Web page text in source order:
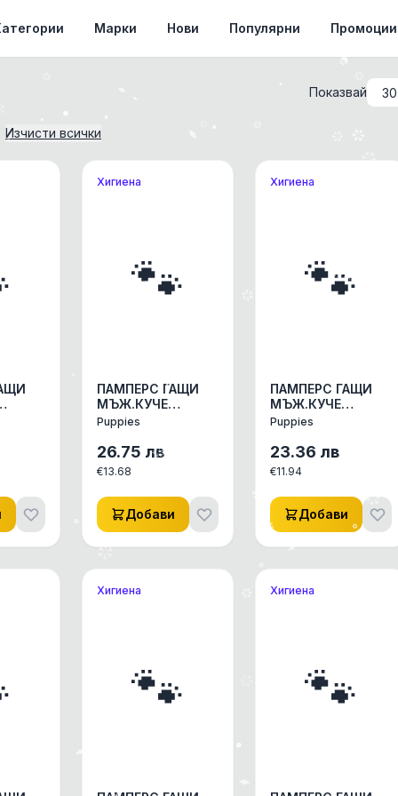
Марки Нови Популярни Промоции
Показвай
Изчисти всички
Хигиена
🐾
ПАМПЕРС ГАЩИ
МЪЖ.КУЧЕ
PUPPIES L
КОТЕ ДРУГИ
АКСЕСОАРИ 1бр
Puppies
26.75 лв
€13.68
Добави
Хигиена
🐾
ПАМПЕРС ГАЩИ
МЪЖ.КУЧЕ
PUPPIES М
КОТЕ ДРУГИ
АКСЕСОАРИ 1бр
Puppies
23.36 лв
€11.94
Добави
Хигиена
🐾
Хигиена
🐾